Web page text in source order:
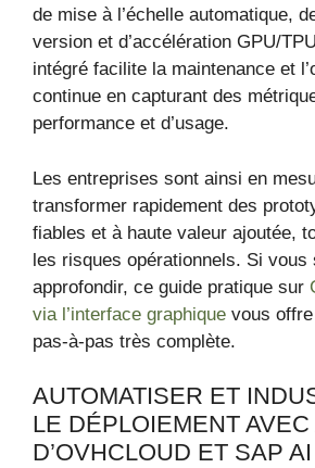
de mise à l’échelle automatique,
version et d’accélération GPU/
intégré facilite la maintenance et
continue en capturant des
performance et d’usage.
Les entreprises sont ainsi en
transformer rapidement des
fiables et à haute valeur ajoutée,
les risques opérationnels. Si vous
approfondir, ce guide pratique sur
via l’interface graphique vous
pas-à-pas très complète.
AUTOMATISER ET
LE DÉPLOIEMENT
D’OVHCLOUD ET SAP